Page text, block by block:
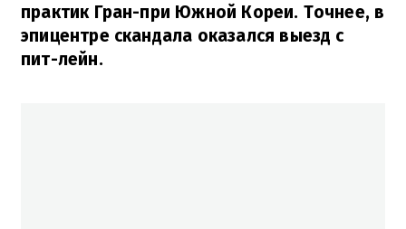
практик Гран-при Южной Кореи. Точнее, в
эпицентре скандала оказался выезд с
пит-лейн.